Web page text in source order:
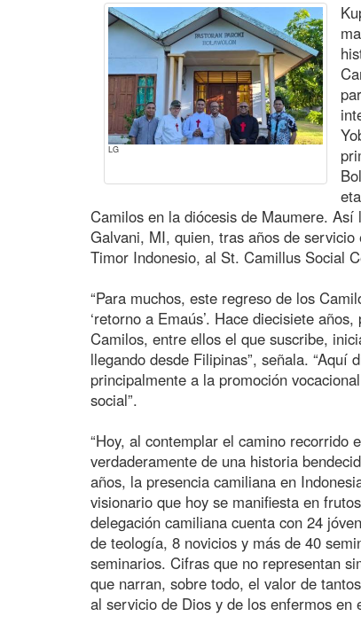
LG
Camilos en la diócesis de Maumere.
Galvani, MI, quien, tras años de
Timor Indonesio, al St. Camillus Social
“Para muchos, este regreso de los
‘retorno a Emaús’. Hace diecisiete
Camilos, entre ellos el que suscribe,
llegando desde Filipinas”, señala. “Aquí
principalmente a la promoción
social”.
“Hoy, al contemplar el camino recorrido
verdaderamente de una historia
años, la presencia camiliana en
visionario que hoy se manifiesta en
delegación camiliana cuenta con 24
de teología, 8 novicios y más de 40
seminarios. Cifras que no representan
que narran, sobre todo, el valor de
al servicio de Dios y de los enfermos en